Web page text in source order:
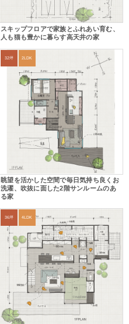
スキップフロアで家族とふれあい育む、
人も猫も豊かに暮らす高天井の家
32坪 2LDK
眺望を活かした空間で毎日気持ち良くお
洗濯、吹抜に面した2階サンルームのあ
る家
36坪 4LDK